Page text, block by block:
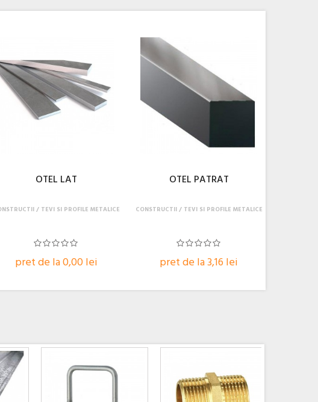
OTEL LAT
pret de la 0,00 lei
TEVI SI PROFILE METALICE
OTEL PATRAT
pret de la 3,16 lei
CONSTRUCTII TEVI SI PROFILE METALICE